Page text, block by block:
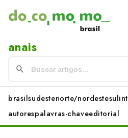
anais
brasilsudestenorte/nordestesulint
autorespalavras-chaveeditorial